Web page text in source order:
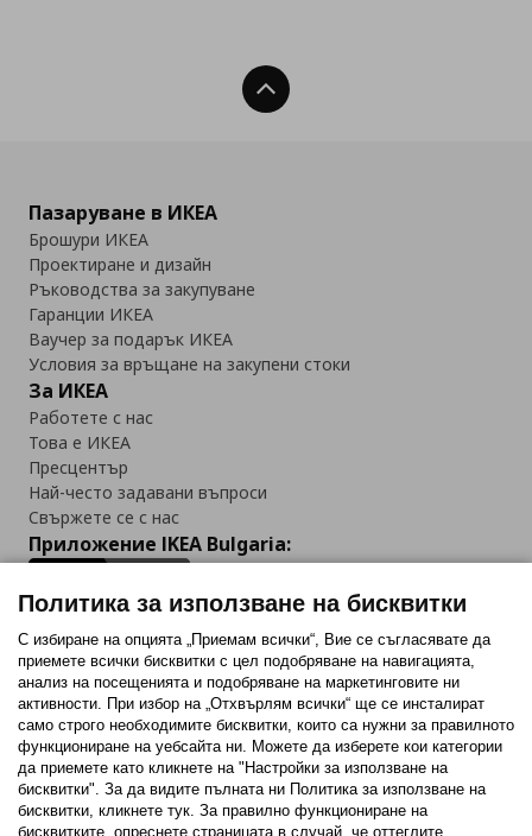
Нагоре
Пазаруване в ИКЕА
Брошури ИКЕА
Проектиране и дизайн
Ръководства за закупуване
Гаранции ИКЕА
Ваучер за подарък ИКЕА
Условия за връщане на закупени стоки
За ИКЕА
Работете с нас
Това е ИКЕА
Пресцентър
Най-често задавани въпроси
Свържете се с нас
Приложение IKEA Bulgaria:
Последвайте ни:
FacebookTwitterYoutubePinterestInstagram
Политика за използване на бисквитки
С избиране на опцията „Приемам всички“, Вие се съгласявате да
приемете всички бисквитки с цел подобряване на навигацията,
анализ на посещенията и подобряване на маркетинговите ни
активности. При избор на „Отхвърлям всички“ ще се инсталират
само строго необходимитe бисквитки, които са нужни за правилното
функциониране на уебсайта ни. Можете да изберете кои категории
да приемете като кликнете на "Настройки за използване на
бисквитки". За да видите пълната ни Политика за използване на
бисквитки, кликнете тук. За правилно функциониране на
бисквитките, опреснете страницата в случай, че оттеглите